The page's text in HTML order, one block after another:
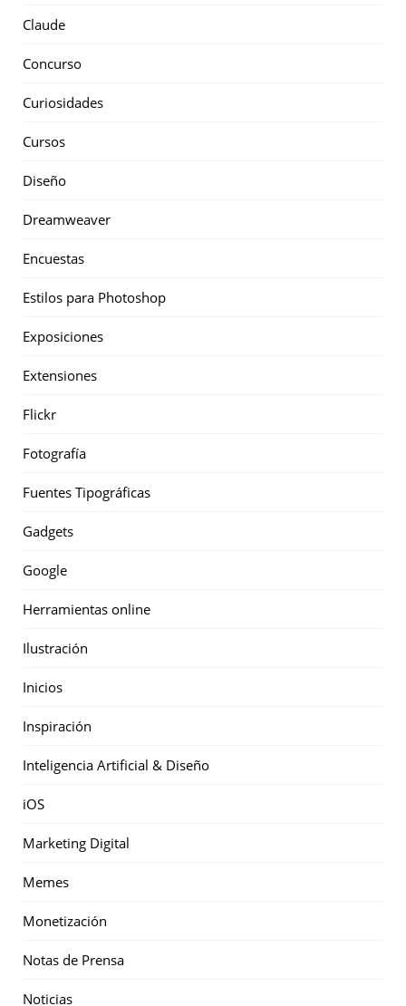
Claude
Concurso
Curiosidades
Cursos
Diseño
Dreamweaver
Encuestas
Estilos para Photoshop
Exposiciones
Extensiones
Flickr
Fotografía
Fuentes Tipográficas
Gadgets
Google
Herramientas online
Ilustración
Inicios
Inspiración
Inteligencia Artificial & Diseño
iOS
Marketing Digital
Memes
Monetización
Notas de Prensa
Noticias